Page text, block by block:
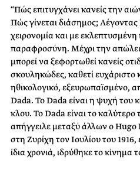
“Πώς επιτυγχάνει κανείς την
Πώς γίνεται διάσημος;
χειρονομία και με
παραφροσύνη. Μέχρι την
μπορεί να ξεφορτωθεί κανείς
σκουληκώδες, καθετί
ηθικολογικό, εξευρωπαϊσμένο,
Dada. Το Dada είναι η ψυχή του
κλου. Το Dada είναι το
απήγγειλε μεταξύ άλλων ο
στη Ζυρίχη τον Ιουλίου του
ίδια χρονιά, ιδρύθηκε το κίνημα